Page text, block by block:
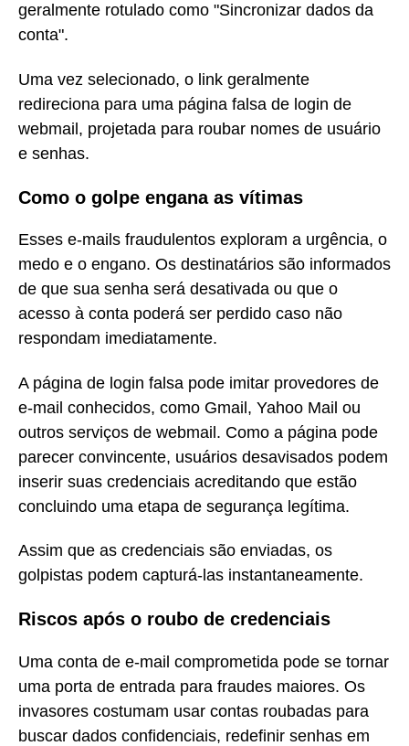
geralmente rotulado como "Sincronizar dados da
conta".
Uma vez selecionado, o link geralmente
redireciona para uma página falsa de login de
webmail, projetada para roubar nomes de usuário
e senhas.
Como o golpe engana as vítimas
Esses e-mails fraudulentos exploram a urgência, o
medo e o engano. Os destinatários são informados
de que sua senha será desativada ou que o
acesso à conta poderá ser perdido caso não
respondam imediatamente.
A página de login falsa pode imitar provedores de
e-mail conhecidos, como Gmail, Yahoo Mail ou
outros serviços de webmail. Como a página pode
parecer convincente, usuários desavisados podem
inserir suas credenciais acreditando que estão
concluindo uma etapa de segurança legítima.
Assim que as credenciais são enviadas, os
golpistas podem capturá-las instantaneamente.
Riscos após o roubo de credenciais
Uma conta de e-mail comprometida pode se tornar
uma porta de entrada para fraudes maiores. Os
invasores costumam usar contas roubadas para
buscar dados confidenciais, redefinir senhas em